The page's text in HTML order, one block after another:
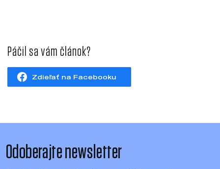
Páčil sa vám článok?
Zdieľať na Facebooku
Odoberajte newsletter